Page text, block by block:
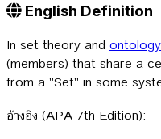
English Definition
In set theory and ontology
(members) that share a
from a "Set" in some
อ้างอิง (APA 7th Edition):